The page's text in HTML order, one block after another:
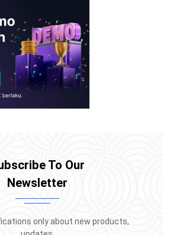
To Our
Newsletter
only about new products,